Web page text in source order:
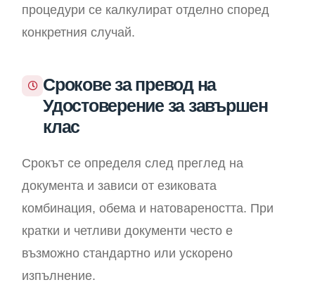
процедури се калкулират отделно според
конкретния случай.
Срокове за превод на
Удостоверение за завършен
клас
Срокът се определя след преглед на
документа и зависи от езиковата
комбинация, обема и натовареността. При
кратки и четливи документи често е
възможно стандартно или ускорено
изпълнение.